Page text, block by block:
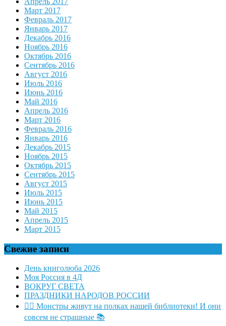
Март 2017
Февраль 2017
Январь 2017
Декабрь 2016
Ноябрь 2016
Октябрь 2016
Сентябрь 2016
Август 2016
Июль 2016
Июнь 2016
Май 2016
Апрель 2016
Март 2016
Февраль 2016
Январь 2016
Декабрь 2015
Ноябрь 2015
Октябрь 2015
Сентябрь 2015
Август 2015
Июль 2015
Июнь 2015
Май 2015
Апрель 2015
Март 2015
Свежие записи
День книголюба 2026
Моя Россия в 4Д
ВОКРУГ СВЕТА
ПРАЗДНИКИ НАРОДОВ РОССИИ
🧛‍♂ Монстры живут на полках нашей библиотеки! И они
совсем не страшные 📚